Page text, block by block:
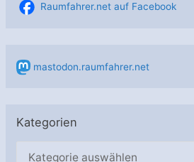
Raumfahrer.net auf Facebook
mastodon.raumfahrer.net
Kategorien